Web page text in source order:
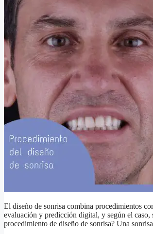
El diseño de sonrisa combina procedimientos
evaluación y predicción digital, y según el caso,
procedimiento de diseño de sonrisa? Una